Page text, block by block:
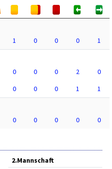
1 0 0 0
1
0 0 0 2
0
0 0 0 1
1
0 0 0 0 0
2.Mannschaft